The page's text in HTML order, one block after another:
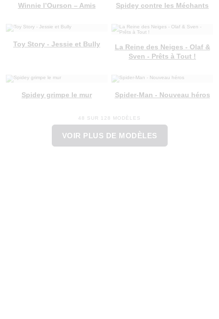
Winnie l’Ourson – Amis Spidey contre les Méchants
Toy Story - Jessie et Bully
La Reine des Neiges - Olaf &
Sven - Prêts à Tout !
Spidey grimpe le mur Spider-Man - Nouveau héros
48 SUR 128 MODÈLES
VOIR PLUS DE MODÈLES